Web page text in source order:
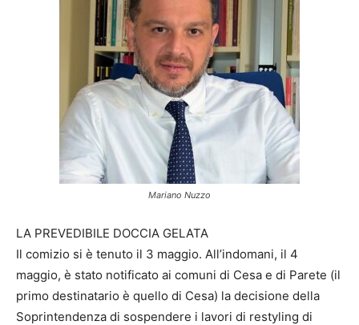
Mariano Nuzzo
LA PREVEDIBILE DOCCIA GELATA
Il comizio si è tenuto il 3 maggio. All’indomani, il 4
maggio, è stato notificato ai comuni di Cesa e di Parete (il
primo destinatario è quello di Cesa) la decisione della
Soprintendenza di sospendere i lavori di restyling di